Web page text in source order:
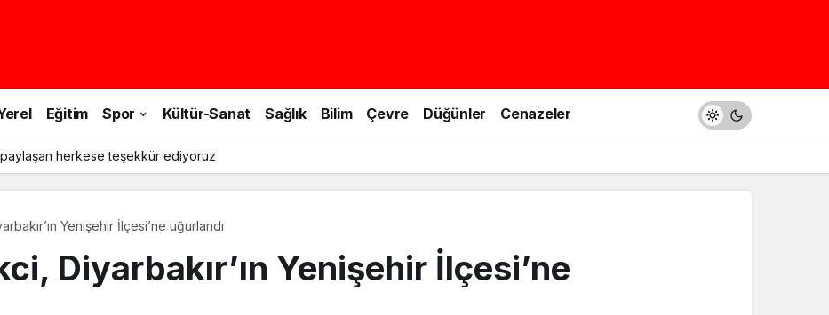
Eğitim Spor Kültür-Sanat Sağlık Bilim Çevre Düğünler Cenazeler
doğa yürüyüşü yapıldı
Yenişehir İlçesi’ne uğurlandı
Diyarbakır’ın Yenişehir İlçesi’ne